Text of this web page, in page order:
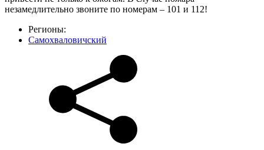
незамедлительно звоните по номерам – 101 и 112!
Регионы:
Самохваловичский